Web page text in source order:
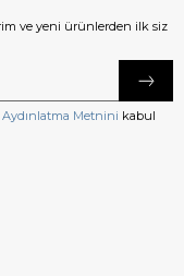
ve yeni ürünlerden ilk siz
Aydınlatma Metnini kabul